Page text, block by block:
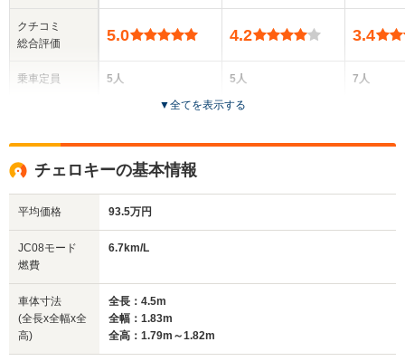
クチコミ
総合評価
乗車定員
サイズ
(全長x全幅x全高)
5.0
5人
全高
1.64m～1.67m
1.81m
4.2
5人
5ドア
3.4
7人
▼全てを表示する
チェロキーの基本情報
平均価格 93.5万円
JC08モード
燃費
6.7km/L
車体寸法
(全長x全幅x全
高)
全長：4.5m
全幅：1.83m
全高：1.79m～1.82m